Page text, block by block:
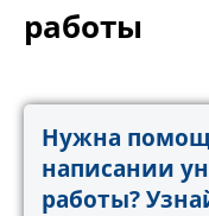
работы
Нужна
написании
работы?